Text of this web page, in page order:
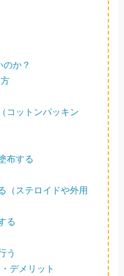
か？
コットンパッキン
布する
（ステロイドや外用
る
う
デメリット